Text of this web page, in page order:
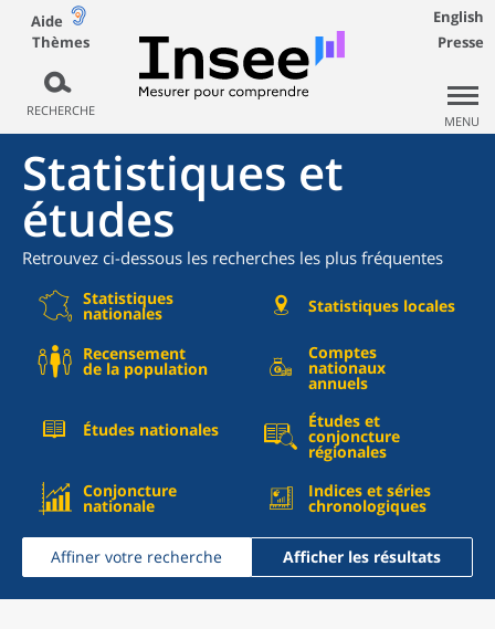
Aide
Thèmes
RECHERCHE
English
Presse
MENU
Statistiques et
études
Retrouvez ci-dessous les recherches les plus fréquentes
Statistiques
nationales Statistiques locales
Recensement
de la population
Comptes
nationaux
annuels
Études nationales Études et
conjoncture
régionales
Conjoncture
nationale
Indices et séries
chronologiques
Affiner votre recherche Afficher les résultats